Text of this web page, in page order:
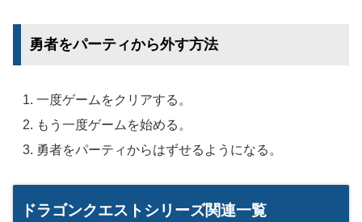
勇者をパーティから外す方法
一度ゲームをクリアする。
もう一度ゲームを始める。
勇者をパーティからはずせるようになる。
ドラゴンクエストシリーズ関連一覧